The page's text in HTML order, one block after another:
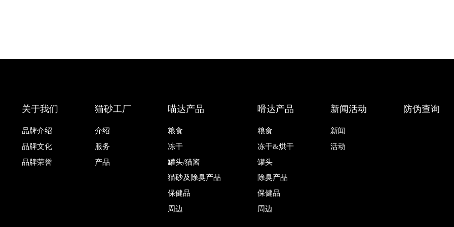
关于我们
品牌介绍
品牌文化
品牌荣誉
猫砂工厂
介绍
服务
产品
喵达产品
粮食
冻干
罐头/猫酱
猫砂及除臭产品
保健品
周边
嗗达产品
粮食
冻干&烘干
罐头
除臭产品
保健品
周边
新闻活动
新闻
活动
防伪查询